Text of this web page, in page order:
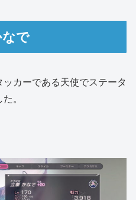
で
カーである天使でステータ
。